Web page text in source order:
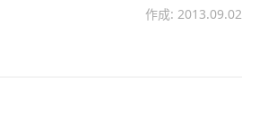
作成: 2013.09.02